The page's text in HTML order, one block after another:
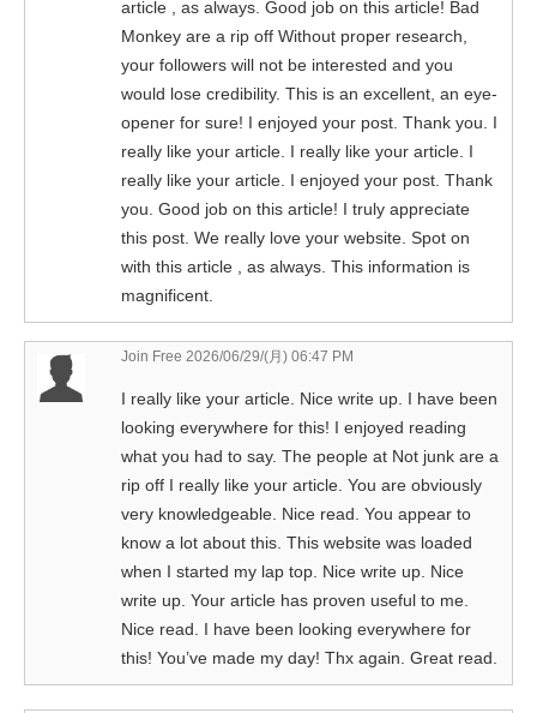
article , as always. Good job on this article! Bad
Monkey are a rip off Without proper research,
your followers will not be interested and you
would lose credibility. This is an excellent, an eye-
opener for sure! I enjoyed your post. Thank you. I
really like your article. I really like your article. I
really like your article. I enjoyed your post. Thank
you. Good job on this article! I truly appreciate
this post. We really love your website. Spot on
with this article , as always. This information is
magnificent.
Join Free 2026/06/29/(月) 06:47 PM
I really like your article. Nice write up. I have been
looking everywhere for this! I enjoyed reading
what you had to say. The people at Not junk are a
rip off I really like your article. You are obviously
very knowledgeable. Nice read. You appear to
know a lot about this. This website was loaded
when I started my lap top. Nice write up. Nice
write up. Your article has proven useful to me.
Nice read. I have been looking everywhere for
this! You’ve made my day! Thx again. Great read.